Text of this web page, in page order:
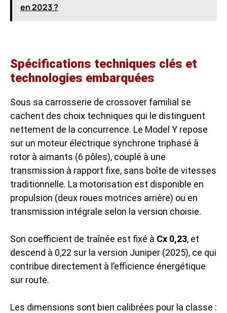
en 2023 ?
Spécifications techniques clés et
technologies embarquées
Sous sa carrosserie de crossover familial se
cachent des choix techniques qui le distinguent
nettement de la concurrence. Le Model Y repose
sur un moteur électrique synchrone triphasé à
rotor à aimants (6 pôles), couplé à une
transmission à rapport fixe, sans boîte de vitesses
traditionnelle. La motorisation est disponible en
propulsion (deux roues motrices arrière) ou en
transmission intégrale selon la version choisie.
Son coefficient de traînée est fixé à Cx 0,23, et
descend à 0,22 sur la version Juniper (2025), ce qui
contribue directement à l’efficience énergétique
sur route.
Les dimensions sont bien calibrées pour la classe :